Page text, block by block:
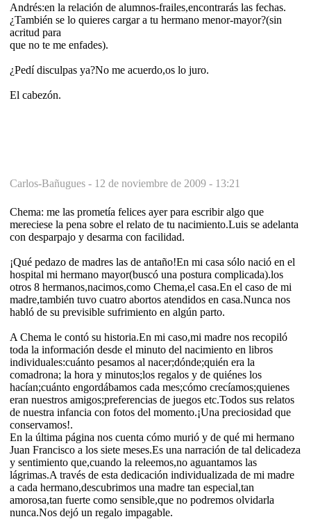
Andrés:en la relación de alumnos-frailes,encontrarás las fechas.
¿También se lo quieres cargar a tu hermano menor-mayor?(sin
acritud para
que no te me enfades).
¿Pedí disculpas ya?No me acuerdo,os lo juro.
El cabezón.
Carlos-Bañugues - 12 de noviembre de 2009 - 13:21
Chema: me las prometía felices ayer para escribir algo que
mereciese la pena sobre el relato de tu nacimiento.Luis se adelanta
con desparpajo y desarma con facilidad.
¡Qué pedazo de madres las de antaño!En mi casa sólo nació en el
hospital mi hermano mayor(buscó una postura complicada).los
otros 8 hermanos,nacimos,como Chema,el casa.En el caso de mi
madre,también tuvo cuatro abortos atendidos en casa.Nunca nos
habló de su previsible sufrimiento en algún parto.
A Chema le contó su historia.En mi caso,mi madre nos recopiló
toda la información desde el minuto del nacimiento en libros
individuales:cuánto pesamos al nacer;dónde;quién era la
comadrona; la hora y minutos;los regalos y de quiénes los
hacían;cuánto engordábamos cada mes;cómo crecíamos;quienes
eran nuestros amigos;preferencias de juegos etc.Todos sus relatos
de nuestra infancia con fotos del momento.¡Una preciosidad que
conservamos!.
En la última página nos cuenta cómo murió y de qué mi hermano
Juan Francisco a los siete meses.Es una narración de tal delicadeza
y sentimiento que,cuando la releemos,no aguantamos las
lágrimas.A través de esta dedicación individualizada de mi madre
a cada hermano,descubrimos una madre tan especial,tan
amorosa,tan fuerte como sensible,que no podremos olvidarla
nunca.Nos dejó un regalo impagable.